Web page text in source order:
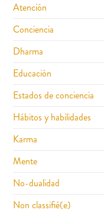
Atención
Conciencia
Dharma
Educación
Estados de conciencia
Hábitos y habilidades
Karma
Mente
No-dualidad
Non classifié(e)